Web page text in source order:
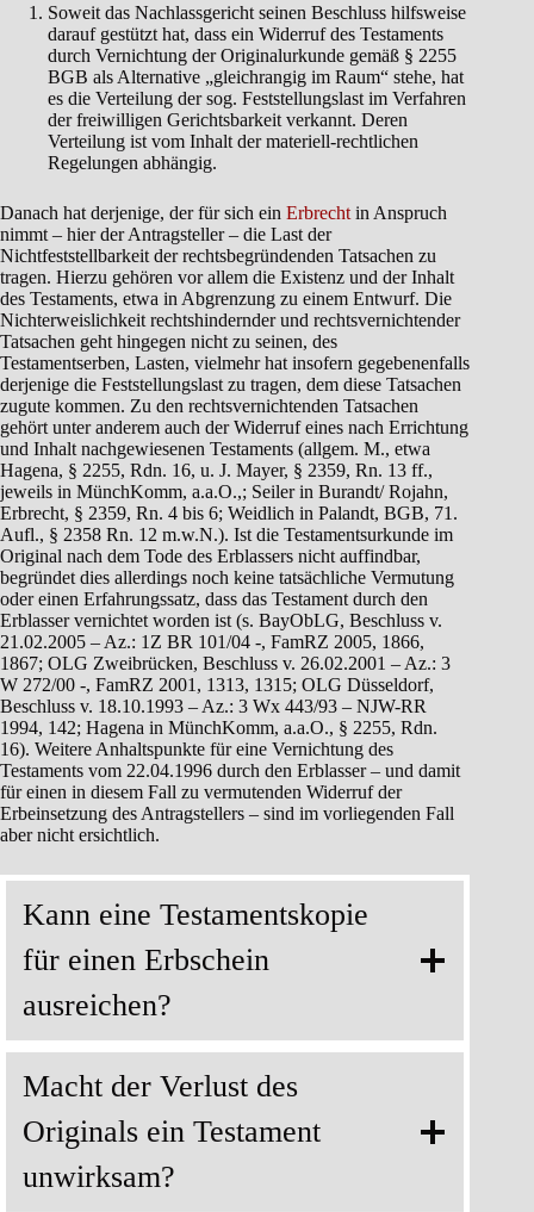
Soweit das Nachlassgericht seinen Beschluss hilfsweise
darauf gestützt hat, dass ein Widerruf des Testaments
durch Vernichtung der Originalurkunde gemäß § 2255
BGB als Alternative „gleichrangig im Raum“ stehe, hat
es die Verteilung der sog. Feststellungslast im Verfahren
der freiwilligen Gerichtsbarkeit verkannt. Deren
Verteilung ist vom Inhalt der materiell-rechtlichen
Regelungen abhängig.
Danach hat derjenige, der für sich ein Erbrecht in Anspruch
nimmt – hier der Antragsteller – die Last der
Nichtfeststellbarkeit der rechtsbegründenden Tatsachen zu
tragen. Hierzu gehören vor allem die Existenz und der Inhalt
des Testaments, etwa in Abgrenzung zu einem Entwurf. Die
Nichterweislichkeit rechtshindernder und rechtsvernichtender
Tatsachen geht hingegen nicht zu seinen, des
Testamentserben, Lasten, vielmehr hat insofern gegebenenfalls
derjenige die Feststellungslast zu tragen, dem diese Tatsachen
zugute kommen. Zu den rechtsvernichtenden Tatsachen
gehört unter anderem auch der Widerruf eines nach Errichtung
und Inhalt nachgewiesenen Testaments (allgem. M., etwa
Hagena, § 2255, Rdn. 16, u. J. Mayer, § 2359, Rn. 13 ff.,
jeweils in MünchKomm, a.a.O.,; Seiler in Burandt/ Rojahn,
Erbrecht, § 2359, Rn. 4 bis 6; Weidlich in Palandt, BGB, 71.
Aufl., § 2358 Rn. 12 m.w.N.). Ist die Testamentsurkunde im
Original nach dem Tode des Erblassers nicht auffindbar,
begründet dies allerdings noch keine tatsächliche Vermutung
oder einen Erfahrungssatz, dass das Testament durch den
Erblasser vernichtet worden ist (s. BayObLG, Beschluss v.
21.02.2005 – Az.: 1Z BR 101/04 -, FamRZ 2005, 1866,
1867; OLG Zweibrücken, Beschluss v. 26.02.2001 – Az.: 3
W 272/00 -, FamRZ 2001, 1313, 1315; OLG Düsseldorf,
Beschluss v. 18.10.1993 – Az.: 3 Wx 443/93 – NJW-RR
1994, 142; Hagena in MünchKomm, a.a.O., § 2255, Rdn.
16). Weitere Anhaltspunkte für eine Vernichtung des
Testaments vom 22.04.1996 durch den Erblasser – und damit
für einen in diesem Fall zu vermutenden Widerruf der
Erbeinsetzung des Antragstellers – sind im vorliegenden Fall
aber nicht ersichtlich.
Kann eine Testamentskopie
für einen Erbschein
ausreichen?
Macht der Verlust des
Originals ein Testament
unwirksam?